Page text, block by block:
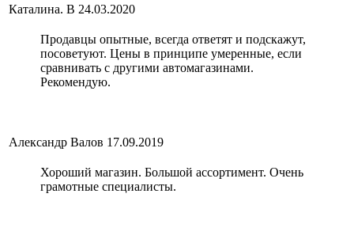
Каталина. В 24.03.2020
Продавцы опытные, всегда ответят и подскажут,
посоветуют. Цены в принципе умеренные, если
сравнивать с другими автомагазинами.
Рекомендую.
Александр Валов 17.09.2019
Хороший магазин. Большой ассортимент. Очень
грамотные специалисты.